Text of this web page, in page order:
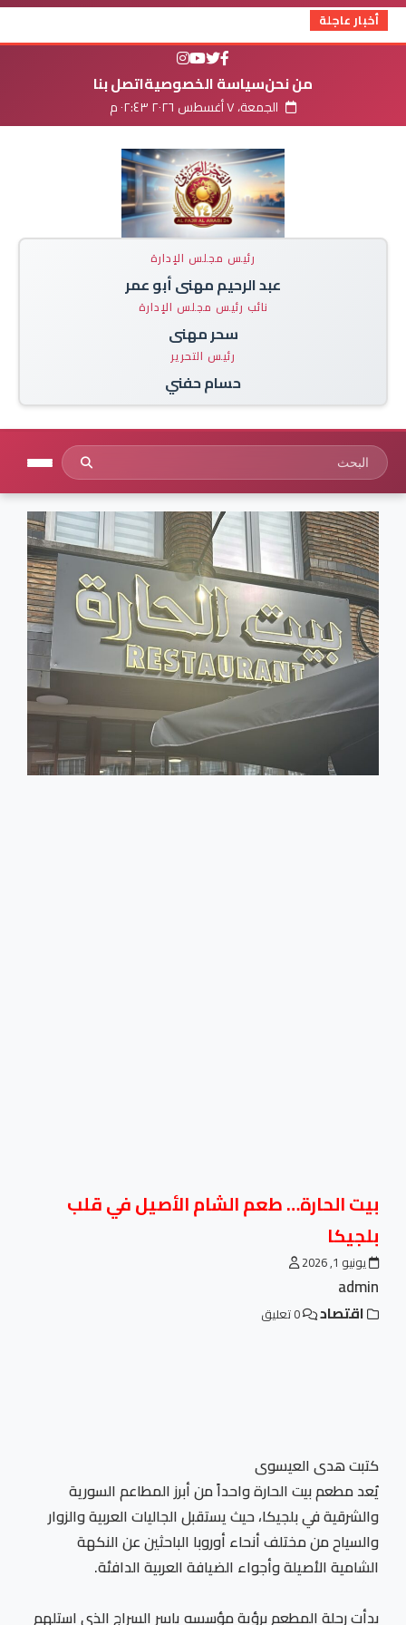
أخبار عاجلة
من نحنسياسة الخصوصيةاتصل بنا
الجمعة، ٧ أغسطس ٢٠٢٦ ٠٢:٤٣ م
رئيس مجلس الإدارة
عبد الرحيم مهنى أبو عمر
نائب رئيس مجلس الإدارة
سحر مهنى
رئيس التحرير
حسام حفني
بيت الحارة… طعم الشام الأصيل في قلب
بلجيكا
يونيو 1, 2026
admin
اقتصاد
كتبت هدى العيسوى
يُعد مطعم بيت الحارة واحداً من أبرز المطاعم السورية
والشرقية في بلجيكا، حيث يستقبل الجاليات العربية والزوار
والسياح من مختلف أنحاء أوروبا الباحثين عن النكهة
الشامية الأصيلة وأجواء الضيافة العربية الدافئة.
بدأت رحلة المطعم برؤية مؤسسه ياسر السراج الذي استلهم